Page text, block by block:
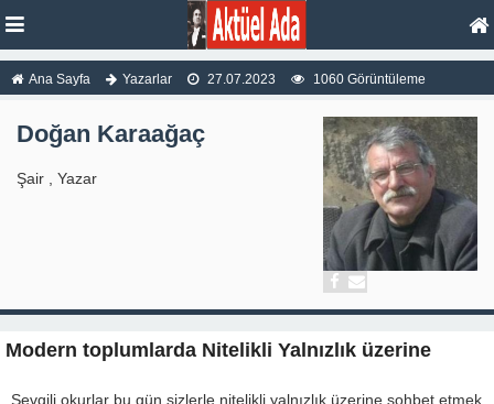
Ana Sayfa Yazarlar 27.07.2023 1060 Görüntüleme
Doğan Karaağaç
Şair , Yazar
Modern toplumlarda Nitelikli Yalnızlık üzerine
Sevgili okurlar bu gün sizlerle nitelikli yalnızlık üzerine sohbet etmek